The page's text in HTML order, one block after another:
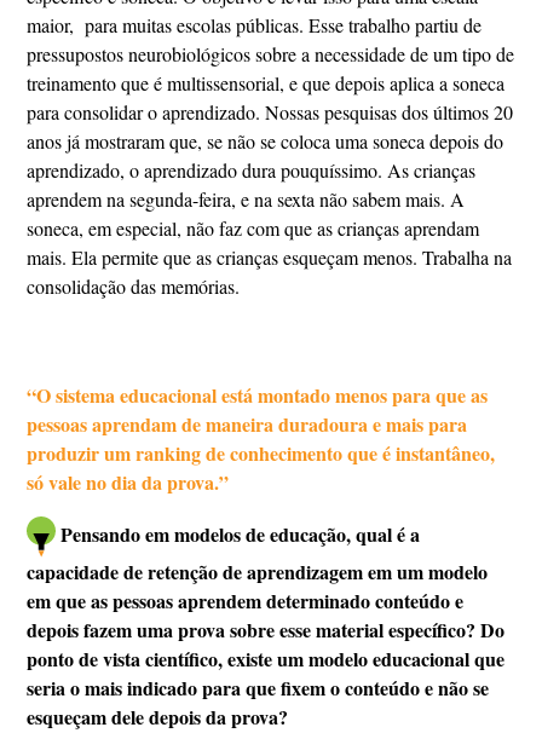
maior, para muitas escolas públicas. Esse trabalho partiu de
pressupostos neurobiológicos sobre a necessidade de um tipo de
treinamento que é multissensorial, e que depois aplica a soneca
para consolidar o aprendizado. Nossas pesquisas dos últimos 20
anos já mostraram que, se não se coloca uma soneca depois do
aprendizado, o aprendizado dura pouquíssimo. As crianças
aprendem na segunda-feira, e na sexta não sabem mais. A
soneca, em especial, não faz com que as crianças aprendam
mais. Ela permite que as crianças esqueçam menos. Trabalha na
consolidação das memórias.
“O sistema educacional está montado menos para que as
pessoas aprendam de maneira duradoura e mais para
produzir um ranking de conhecimento que é instantâneo,
só vale no dia da prova.”
Pensando em modelos de educação, qual é a
capacidade de retenção de aprendizagem em um modelo
em que as pessoas aprendem determinado conteúdo e
depois fazem uma prova sobre esse material específico? Do
ponto de vista científico, existe um modelo educacional que
seria o mais indicado para que fixem o conteúdo e não se
esqueçam dele depois da prova?